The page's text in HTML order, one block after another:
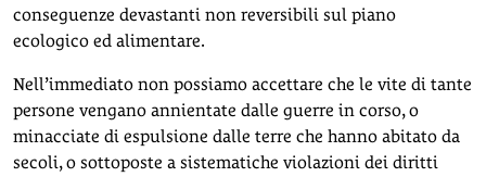
conseguenze devastanti non reversibili sul piano
ecologico ed alimentare.
Nell’immediato non possiamo accettare che le vite di tante
persone vengano annientate dalle guerre in corso, o
minacciate di espulsione dalle terre che hanno abitato da
secoli, o sottoposte a sistematiche violazioni dei diritti